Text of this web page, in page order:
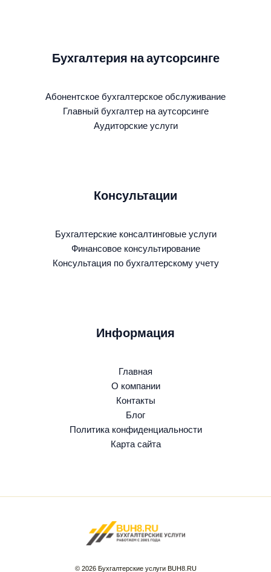
Бухгалтерия на аутсорсинге
Абонентское бухгалтерское обслуживание
Главный бухгалтер на аутсорсинге
Аудиторские услуги
Консультации
Бухгалтерские консалтинговые услуги
Финансовое консультирование
Консультация по бухгалтерскому учету
Информация
Главная
О компании
Контакты
Блог
Политика конфиденциальности
Карта сайта
© 2026 Бухгалтерские услуги BUH8.RU